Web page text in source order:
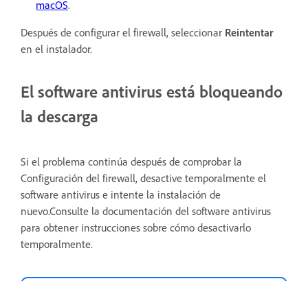
macOS.
Después de configurar el firewall, seleccionar Reintentar
en el instalador.
El software antivirus está bloqueando
la descarga
Si el problema continúa después de comprobar la
Configuración del firewall, desactive temporalmente el
software antivirus e intente la instalación de
nuevo.Consulte la documentación del software antivirus
para obtener instrucciones sobre cómo desactivarlo
temporalmente.